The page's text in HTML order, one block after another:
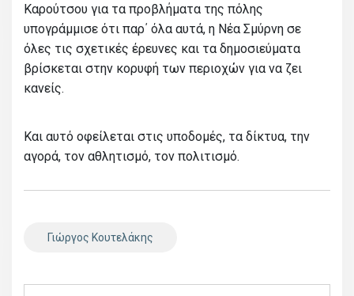
Καρούτσου για τα προβλήματα της πόλης
υπογράμμισε ότι παρ΄ όλα αυτά, η Νέα Σμύρνη σε
όλες τις σχετικές έρευνες και τα δημοσιεύματα
βρίσκεται στην κορυφή των περιοχών για να ζει
κανείς.
Και αυτό οφείλεται στις υποδομές, τα δίκτυα, την
αγορά, τον αθλητισμό, τον πολιτισμό.
Γιώργος Κουτελάκης